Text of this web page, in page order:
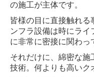
の施工が主体です。
皆様の目に直接触れる
ンフラ設備は時にラ
に非常に密接に関わっ
それだけに、綿密な施
技術。何よりも高いク